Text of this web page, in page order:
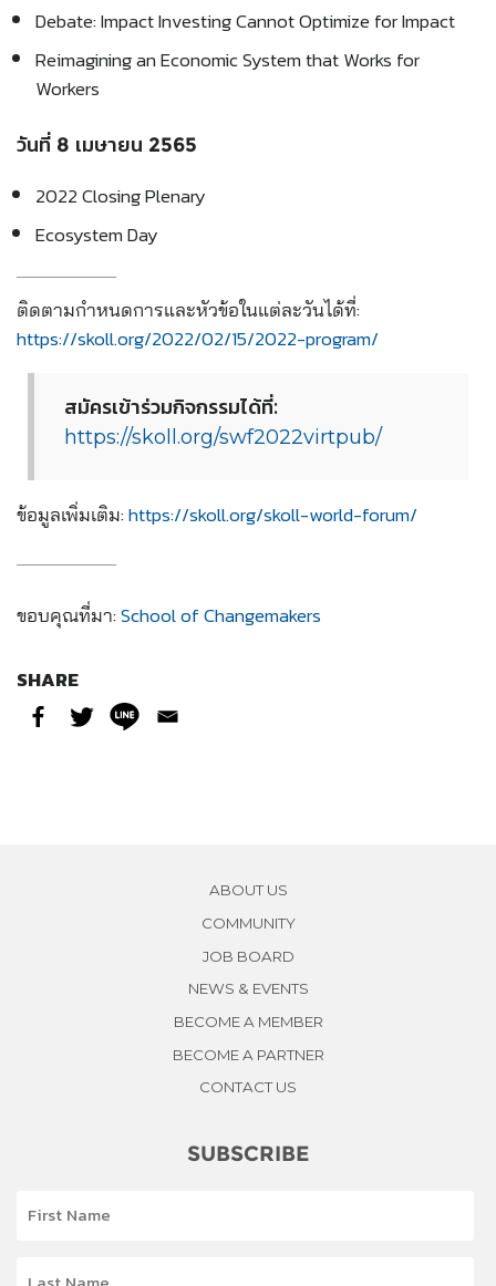
Debate: Impact Investing Cannot Optimize for Impact
Reimagining an Economic System that Works for
Workers
วันที่ 8 เมษายน 2565
2022 Closing Plenary
Ecosystem Day
ติดตามกำหนดการและหัวข้อในแต่ละวันได้ที่:
https://skoll.org/2022/02/15/2022-program/
สมัครเข้าร่วมกิจกรรมได้ที่:
https://skoll.org/swf2022virtpub/
ข้อมูลเพิ่มเติม:https://skoll.org/skoll-world-forum/
ขอบคุณที่มา:School of Changemakers
SHARE
ABOUT US
COMMUNITY
JOB BOARD
NEWS & EVENTS
BECOME A MEMBER
BECOME A PARTNER
CONTACT US
SUBSCRIBE